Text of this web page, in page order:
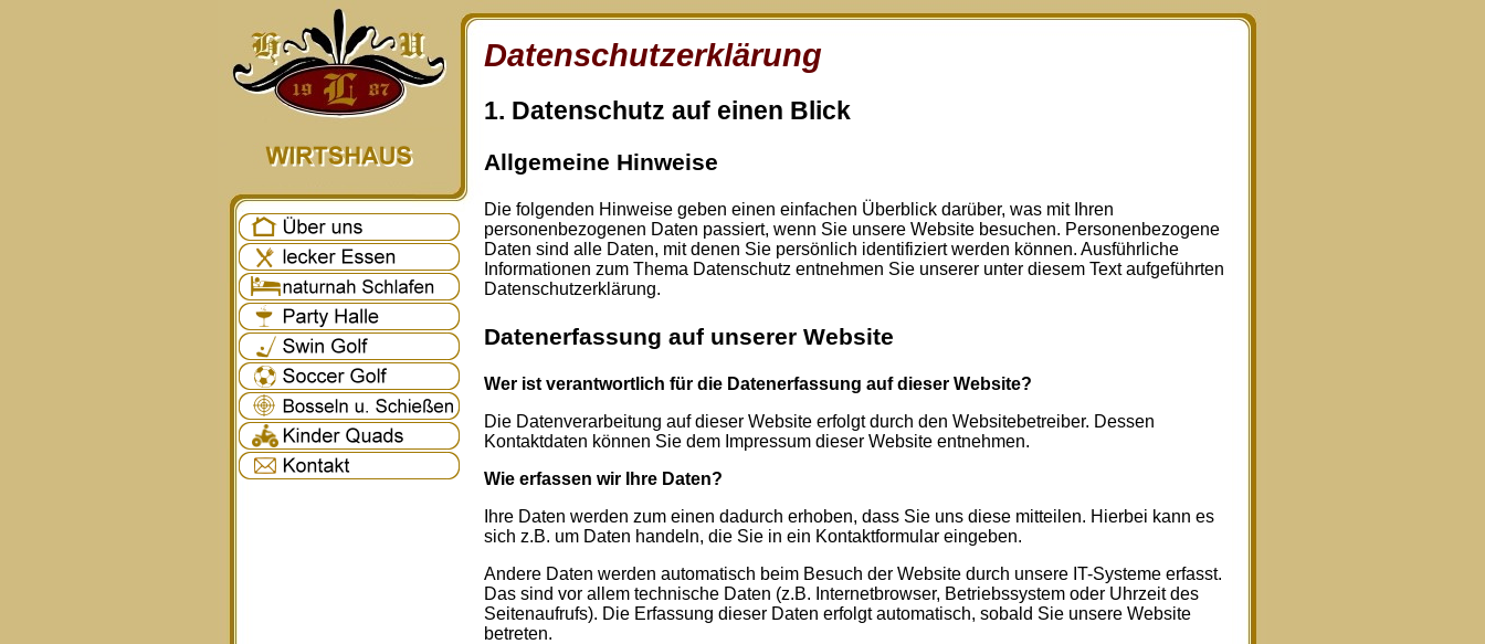
Datenschutzerklärung
1. Datenschutz auf einen Blick
Allgemeine Hinweise
Die folgenden Hinweise geben einen einfachen Überblick darüber, was mit Ihren
personenbezogenen Daten passiert, wenn Sie unsere Website besuchen. Personenbezogene
Daten sind alle Daten, mit denen Sie persönlich identifiziert werden können. Ausführliche
Informationen zum Thema Datenschutz entnehmen Sie unserer unter diesem Text aufgeführten
Datenschutzerklärung.
Datenerfassung auf unserer Website
Wer ist verantwortlich für die Datenerfassung auf dieser Website?
Die Datenverarbeitung auf dieser Website erfolgt durch den Websitebetreiber. Dessen
Kontaktdaten können Sie dem Impressum dieser Website entnehmen.
Wie erfassen wir Ihre Daten?
Ihre Daten werden zum einen dadurch erhoben, dass Sie uns diese mitteilen. Hierbei kann es
sich z.B. um Daten handeln, die Sie in ein Kontaktformular eingeben.
Andere Daten werden automatisch beim Besuch der Website durch unsere IT-Systeme erfasst.
Das sind vor allem technische Daten (z.B. Internetbrowser, Betriebssystem oder Uhrzeit des
Seitenaufrufs). Die Erfassung dieser Daten erfolgt automatisch, sobald Sie unsere Website
betreten.